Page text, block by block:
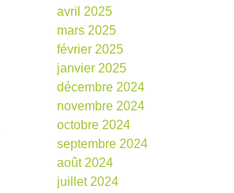
avril 2025
mars 2025
février 2025
janvier 2025
décembre 2024
novembre 2024
octobre 2024
septembre 2024
août 2024
juillet 2024